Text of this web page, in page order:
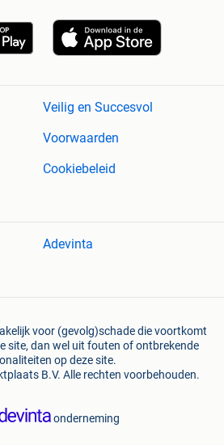
Veilig en Succesvol
Voorwaarden
Cookiebeleid
Adevinta
voor (gevolg)schade die voortkomt
site, dan wel uit fouten of ontbrekende
op deze site.
B.V. Alle rechten voorbehouden.
onderneming